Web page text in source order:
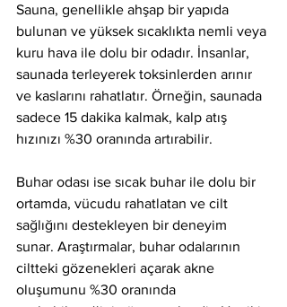
Sauna, genellikle ahşap bir yapıda
bulunan ve yüksek sıcaklıkta nemli veya
kuru hava ile dolu bir odadır. İnsanlar,
saunada terleyerek toksinlerden arınır
ve kaslarını rahatlatır. Örneğin, saunada
sadece 15 dakika kalmak, kalp atış
hızınızı %30 oranında artırabilir.
Buhar odası ise sıcak buhar ile dolu bir
ortamda, vücudu rahatlatan ve cilt
sağlığını destekleyen bir deneyim
sunar. Araştırmalar, buhar odalarının
ciltteki gözenekleri açarak akne
oluşumunu %30 oranında